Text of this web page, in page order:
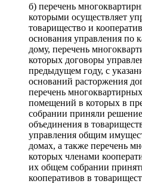
б) перечень
которыми осуществляет
товарищество и
основания управления по
дому, перечень
которых договоры
предыдущем году, с
оснований расторжения
перечень
помещений в которых в
собрании приняли
объединения в
управления общим
домах, а также перечень
которых членами
их общем собрании
кооперативов в